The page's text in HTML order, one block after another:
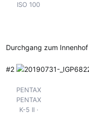
ISO 100
Durchgang zum Innenhof
#2
PENTAX
PENTAX
K-5 II